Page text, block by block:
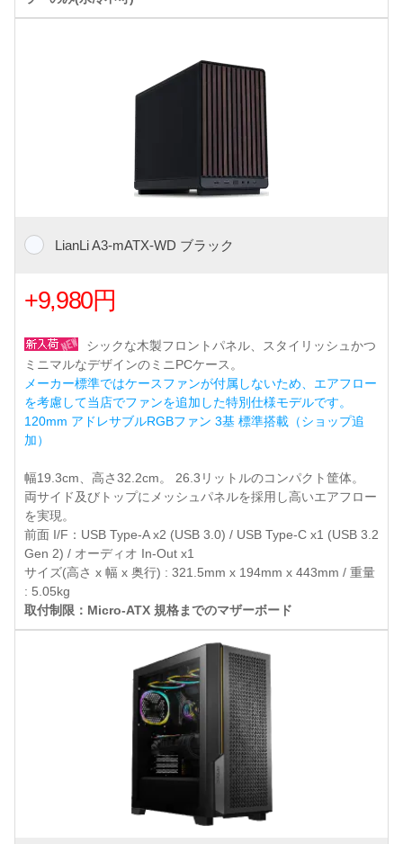
LianLi A3-mATX-WD ブラック
+9,980円
シックな木製フロントパネル、スタイリッシュかつ
ミニマルなデザインのミニPCケース。
メーカー標準ではケースファンが付属しないため、エアフロー
を考慮して当店でファンを追加した特別仕様モデルです。
120mm アドレサブルRGBファン 3基 標準搭載（ショップ追
加）
幅19.3cm、高さ32.2cm。 26.3リットルのコンパクト筐体。
両サイド及びトップにメッシュパネルを採用し高いエアフロー
を実現。
前面 I/F：USB Type-A x2 (USB 3.0) / USB Type-C x1 (USB 3.2
Gen 2) / オーディオ In-Out x1
サイズ(高さ x 幅 x 奥行) : 321.5mm x 194mm x 443mm / 重量
: 5.05kg
取付制限：Micro-ATX 規格までのマザーボード